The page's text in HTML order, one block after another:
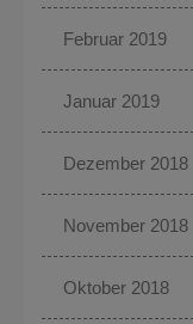
Februar 2019
Januar 2019
Dezember 2018
November 2018
Oktober 2018